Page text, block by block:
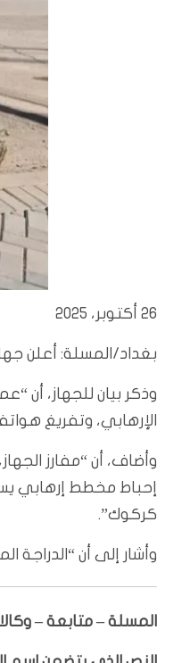
26 أكتوبر، 2025
بغداد/المسلة: أعلن
وذكر بيان للجهاز، أن
الإرهابي، وتفريغ
وأضاف، أن “مفارز
إحباط مخطط إرهابي
كركوك”.
وأشار إلى أن
المسلة – متابعة –